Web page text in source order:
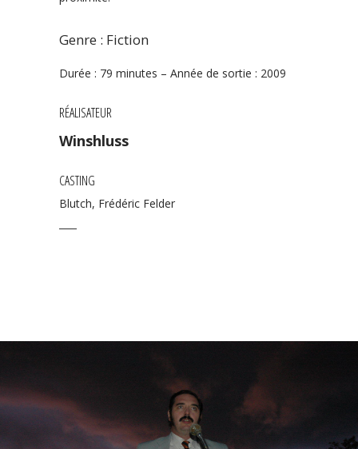
Genre : Fiction
Durée : 79 minutes – Année de sortie : 2009
RÉALISATEUR
Winshluss
CASTING
Blutch, Frédéric Felder